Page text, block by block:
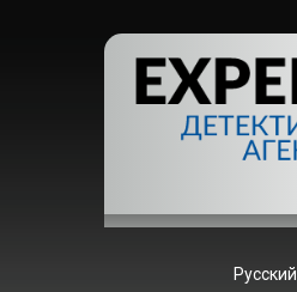
Русский